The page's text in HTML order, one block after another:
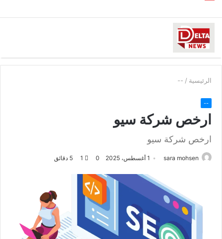
الرئيسية /
--
--
ارخص شركة سيو
ارخص شركة سيو
sara mohsen 1 أغسطس، 2025 0
1 5 دقائق